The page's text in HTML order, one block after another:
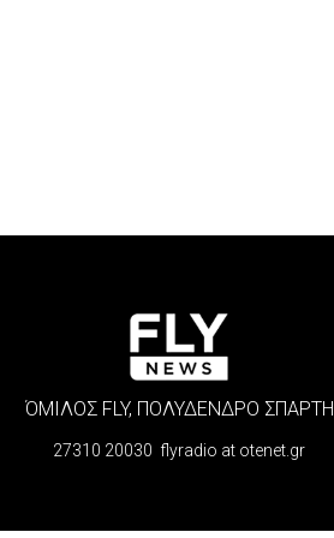
ΌΜΙΛΟΣ FLY, ΠΟΛΥΔΕΝΔΡΟ ΣΠΑΡΤΗ
27310 20030 flyradio at otenet.gr